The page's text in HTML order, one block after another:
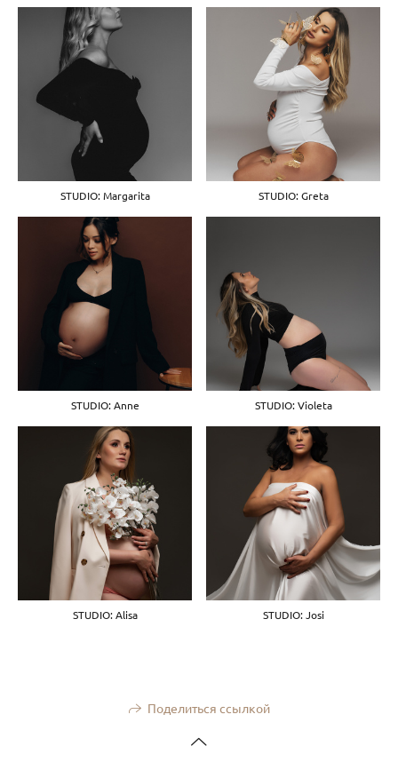
STUDIO: Margarita STUDIO: Greta
STUDIO: Anne STUDIO: Violeta
STUDIO: Alisa STUDIO: Josi
Поделиться ссылкой